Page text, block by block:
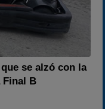
se alzó con la
Final B